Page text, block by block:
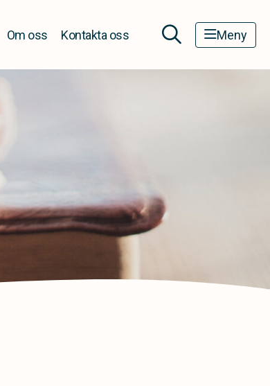
Om oss Kontakta oss Meny